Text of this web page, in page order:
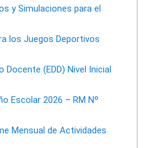
y Simulaciones para el
los Juegos Deportivos
Docente (EDD) Nivel Inicial
Escolar 2026 – RM Nº
Mensual de Actividades